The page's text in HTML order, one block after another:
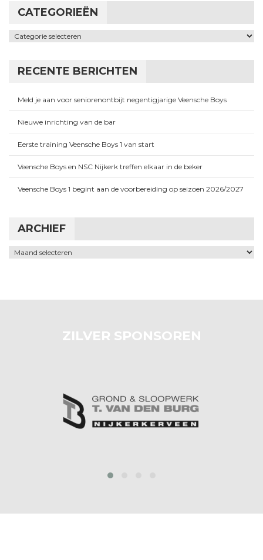
CATEGORIEËN
Categorieën
RECENTE BERICHTEN
Meld je aan voor seniorenontbijt negentigjarige Veensche Boys
Nieuwe inrichting van de bar
Eerste training Veensche Boys 1 van start
Veensche Boys en NSC Nijkerk treffen elkaar in de beker
Veensche Boys 1 begint aan de voorbereiding op seizoen 2026/2027
ARCHIEF
Archief
ZILVER SPONSOREN
prev